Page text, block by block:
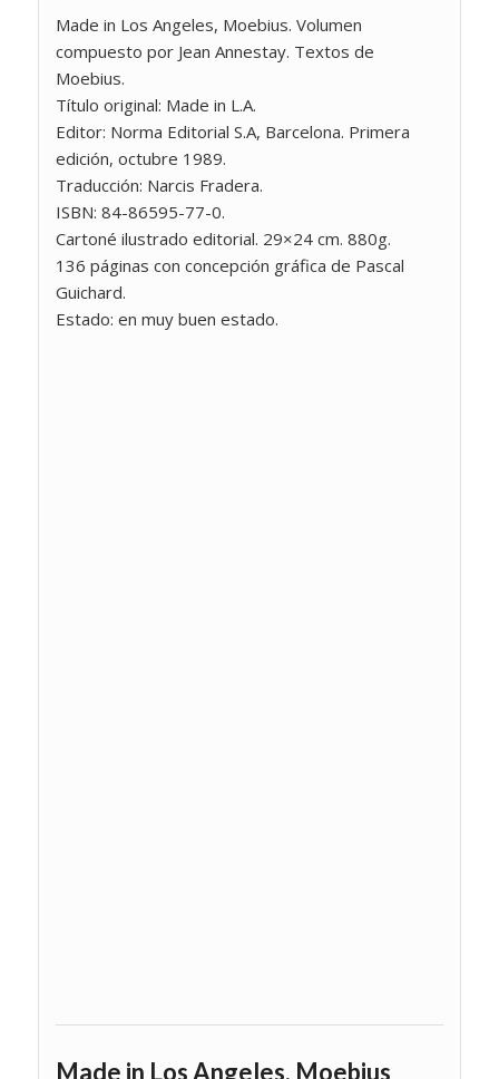
Made in Los Angeles, Moebius. Volumen
compuesto por Jean Annestay. Textos de
Moebius.
Título original: Made in L.A.
Editor: Norma Editorial S.A, Barcelona. Primera
edición, octubre 1989.
Traducción: Narcis Fradera.
ISBN: 84-86595-77-0.
Cartoné ilustrado editorial. 29×24 cm. 880g.
136 páginas con concepción gráfica de Pascal
Guichard.
Estado: en muy buen estado.
Made in Los Angeles, Moebius